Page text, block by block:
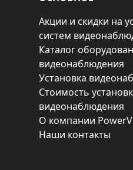
Акции и скидки на
систем
Каталог
видеонаблюдения
Установка
Стоимость
видеонаблюдения
О компании
Наши контакты